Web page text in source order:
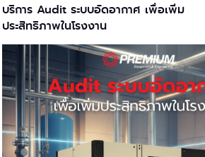
บริการ Audit ระบบอัดอากาศ เพื่อเพิ่ม
ประสิทธิภาพในโรงงาน